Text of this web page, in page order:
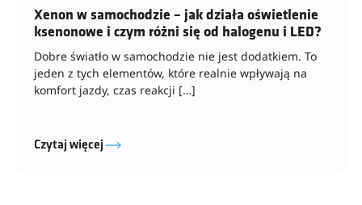
Xenon w samochodzie – jak działa oświetlenie
ksenonowe i czym różni się od halogenu i LED?
Dobre światło w samochodzie nie jest dodatkiem. To
jeden z tych elementów, które realnie wpływają na
komfort jazdy, czas reakcji […]
Czytaj więcej